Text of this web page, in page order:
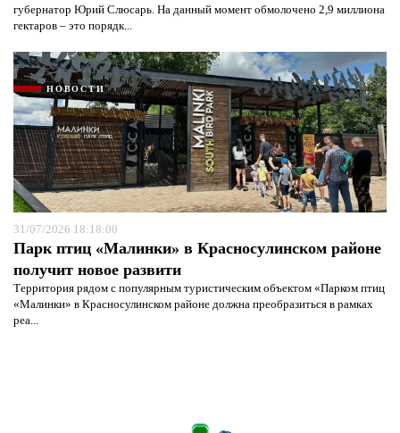
губернатор Юрий Слюсарь. На данный момент обмолочено 2,9 миллиона
гектаров – это порядк...
НОВОСТИ
31/07/2026 18:18:00
Парк птиц «Малинки» в Красносулинском районе
получит новое развити
Территория рядом с популярным туристическим объектом «Парком птиц
«Малинки» в Красносулинском районе должна преобразиться в рамках
реа...